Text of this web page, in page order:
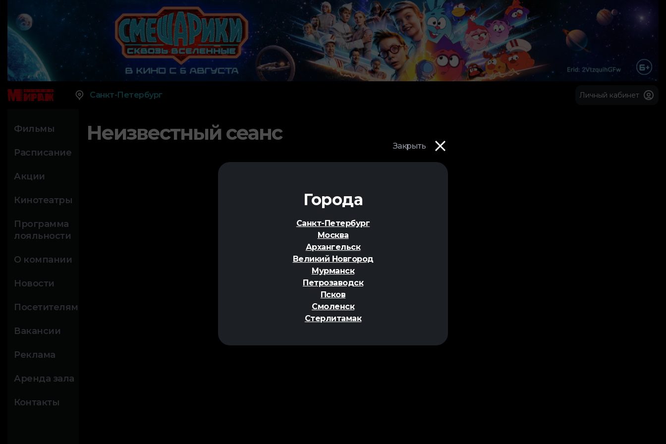
Закрыть
Города
Санкт-Петербург
Москва
Архангельск
Великий Новгород
Мурманск
Петрозаводск
Псков
Смоленск
Стерлитамак
Санкт-Петербург Личный кабинет
Фильмы
Расписание
Акции
Кинотеатры
Программа
лояльности
О компании
Новости
Посетителям
Вакансии
Реклама
Аренда зала
Контакты
Неизвестный сеанс